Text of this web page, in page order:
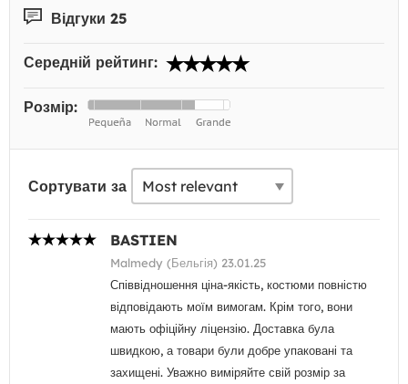
Відгуки 25
Середній рейтинг:
Розмір:
Сортувати за
BASTIEN
Malmedy (Бельгія) 23.01.25
Співвідношення ціна-якість, костюми повністю
відповідають моїм вимогам. Крім того, вони
мають офіційну ліцензію. Доставка була
швидкою, а товари були добре упаковані та
захищені. Уважно виміряйте свій розмір за